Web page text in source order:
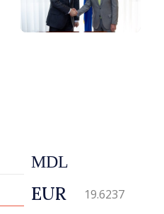
MDL
EUR 19.6237